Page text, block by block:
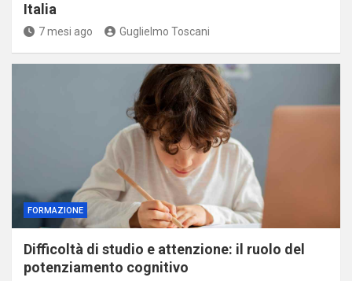
Italia
7 mesi ago Guglielmo Toscani
FORMAZIONE
Difficoltà di studio e attenzione: il ruolo del
potenziamento cognitivo